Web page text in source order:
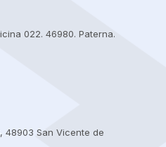
022. 46980. Paterna.
48903 San Vicente de